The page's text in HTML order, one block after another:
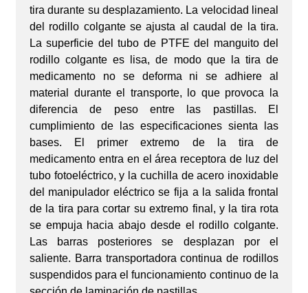
tira durante su desplazamiento. La velocidad lineal
del rodillo colgante se ajusta al caudal de la tira.
La superficie del tubo de PTFE del manguito del
rodillo colgante es lisa, de modo que la tira de
medicamento no se deforma ni se adhiere al
material durante el transporte, lo que provoca la
diferencia de peso entre las pastillas. El
cumplimiento de las especificaciones sienta las
bases. El primer extremo de la tira de
medicamento entra en el área receptora de luz del
tubo fotoeléctrico, y la cuchilla de acero inoxidable
del manipulador eléctrico se fija a la salida frontal
de la tira para cortar su extremo final, y la tira rota
se empuja hacia abajo desde el rodillo colgante.
Las barras posteriores se desplazan por el
saliente. Barra transportadora continua de rodillos
suspendidos para el funcionamiento continuo de la